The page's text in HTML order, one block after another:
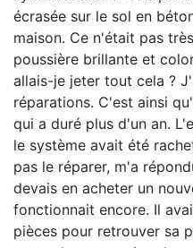
écrasée sur le sol en
maison. Ce n'était pas
poussière brillante et
allais-je jeter tout cela ?
réparations. C'est ainsi
qui a duré plus d'un an.
le système avait été
pas le réparer, m'a
devais en acheter un
fonctionnait encore. Il
pièces pour retrouver sa